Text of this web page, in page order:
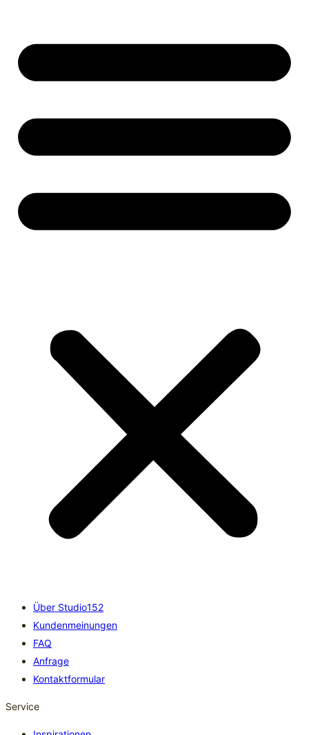
Über Studio152
Kundenmeinungen
FAQ
Anfrage
Kontaktformular
Service